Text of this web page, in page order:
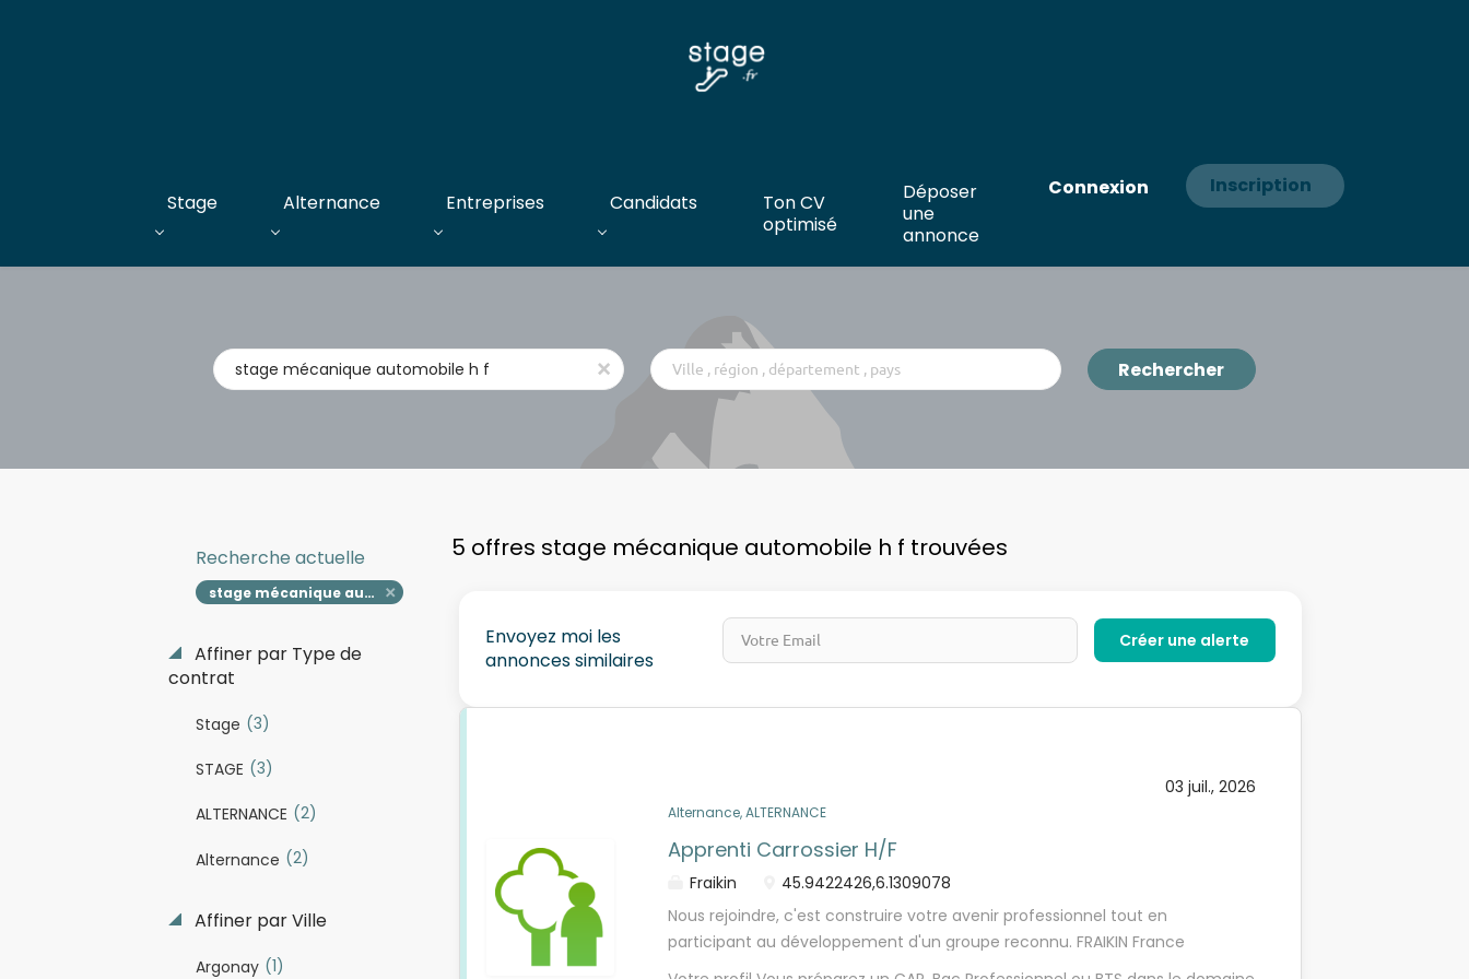
Connexion Inscription
Stage Alternance Entreprises Candidats
Ton CV
optimisé
Déposer
une
annonce
Métier,
entreprise,
x
Ville
,
département
,
Rechercher
Rechercher
5 offres stage mécanique automobile h f trouvées
Recherche actuelle
stage mécanique automobile h f
Affiner par Type de
contrat
Stage (3)
STAGE (3)
ALTERNANCE (2)
Alternance (2)
Affiner par Ville
Argonay (1)
Envoyez moi les
annonces similaires
03 juil., 2026
Alternance, ALTERNANCE
Apprenti Carrossier H/F
Fraikin
45.9422426,6.1309078
Nous rejoindre, c'est construire votre avenir professionnel tout en
participant au développement d'un groupe reconnu. FRAIKIN France
recherche : Alternant Carrossier - Peintre H/F (VUL / Poids Lourds) - 12 mois